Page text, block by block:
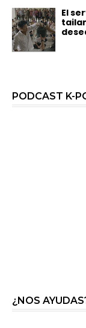
El
PODCAST K-
¿NOS